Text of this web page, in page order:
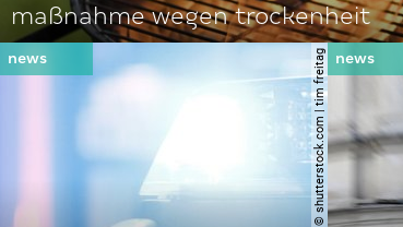
maßnahme wegen trockenheit
© shutterstock.com | tim freitag